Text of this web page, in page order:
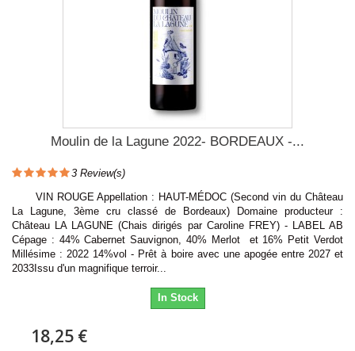
Moulin de la Lagune 2022- BORDEAUX -...
3 Review(s)
VIN ROUGE Appellation : HAUT-MÉDOC (Second vin du Château
La Lagune, 3ème cru classé de Bordeaux) Domaine producteur :
Château LA LAGUNE (Chais dirigés par Caroline FREY) - LABEL AB
Cépage : 44% Cabernet Sauvignon, 40% Merlot et 16% Petit Verdot
Millésime : 2022 14%vol - Prêt à boire avec une apogée entre 2027 et
2033Issu d'un magnifique terroir...
In Stock
18,25 €